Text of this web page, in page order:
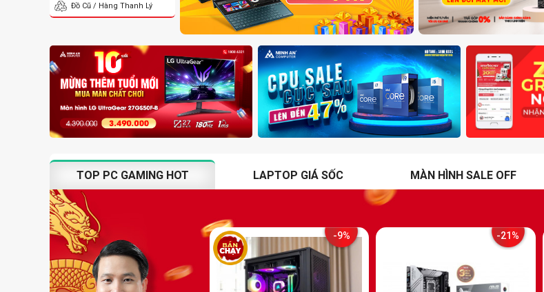
Đồ Cũ / Hàng Thanh Lý
TOP PC GAMING HOT LAPTOP GIÁ SỐC MÀN HÌNH SALE OFF
-9% -21%